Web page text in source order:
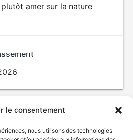
le consentement
nous utilisons des technologies
amer sur la nature